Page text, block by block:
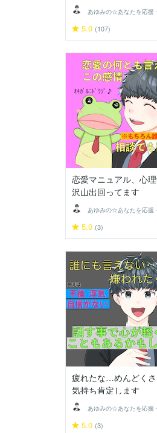
5.0 (107)
恋愛マニュアル、心
沢山出回ってます
5.0 (3)
疲れたな…めんどく
気持ち肯定します
5.0 (3)